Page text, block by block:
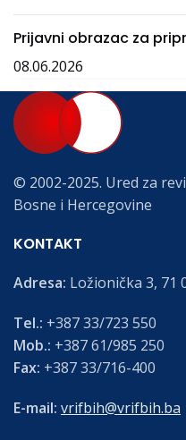
Prijavni obrazac za
08.06.2026
© 2002-2025. Ured za
Bosne i Hercegovine
KONTAKT
Adresa: Ložionička 3, 71
Tel.: +387 33/723 550
Mob.: +387 61/985 250
Fax: +387 33/716-400
E-mail: vrifbih@vrifbih.ba